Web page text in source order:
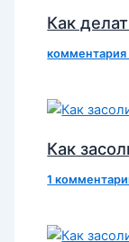
Как
комментария
Как
1